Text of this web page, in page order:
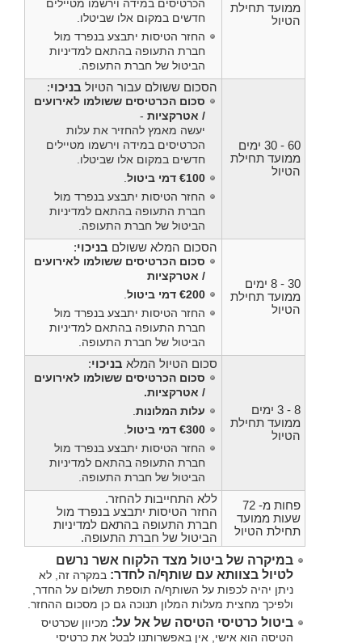
ממועד תחילת
הטיול
הכרטיסים במידה וירשמו מטיילים
חדשים במקום אלו שביטלו.
החזר הטיסות יתבצע בנפרד מול
חברת התעופה בהתאם למדיניות
הביטול של חברת התעופה.
60 - 30 ימים
ממועד תחילת
הטיול
הסכום ששולם עבור הטיול בניכוי:
סכום הכרטיסים ששולמו לאירועים
/ אטרקציות -
יעשה מאמץ להחזיר את עלות
הכרטיסים במידה וירשמו מטיילים
חדשים במקום אלו שביטלו.
€100 דמי ביטול
החזר הטיסות יתבצע בנפרד מול
חברת התעופה בהתאם למדיניות
הביטול של חברת התעופה.
30 - 8 ימים
ממועד תחילת
הטיול
הסכום המלא ששולם בניכוי:
סכום הכרטיסים ששולמו לאירועים
/ אטרקציות
€200 דמי ביטול
החזר הטיסות יתבצע בנפרד מול
חברת התעופה בהתאם למדיניות
הביטול של חברת התעופה.
8 - 3 ימים
ממועד תחילת
הטיול
סכום הטיול המלא בניכוי:
סכום הכרטיסים ששולמו לאירועים
/ אטרקציות.
עלות המלונות
€300 דמי ביטול
החזר הטיסות יתבצע בנפרד מול
חברת התעופה בהתאם למדיניות
הביטול של חברת התעופה.
פחות מ- 72
שעות ממועד
תחילת הטיול
ללא התחייבות להחזר.
החזר הטיסות יתבצע בנפרד מול
חברת התעופה בהתאם למדיניות
הביטול של חברת התעופה.
במיקרה של ביטול מצד הלקוח אשר נרשם
לטיול בצוותא עם שותף/ה לחדר: במקרה זה, לא
ניתן יהיה לכפות על השותף/ה תוספת תשלום על החדר,
ולפיכך מחצית מעלות המלון תנוכה גם כן מסכום ההחזר.
ביטול כרטיסי הטיסה של אל על: מכיוון שכרטיס
הטיסה הוא אישי, אין באפשרותנו לבטל את כרטיסי